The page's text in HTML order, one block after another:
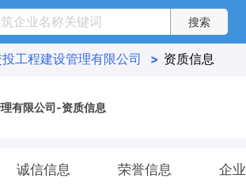
工程建设管理有限公司 > 资质信息
有限公司-资质信息
诚信信息 荣誉信息 企